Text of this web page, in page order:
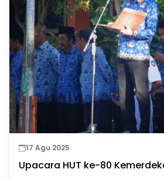
17 Agu 2025
Upacara HUT ke-80